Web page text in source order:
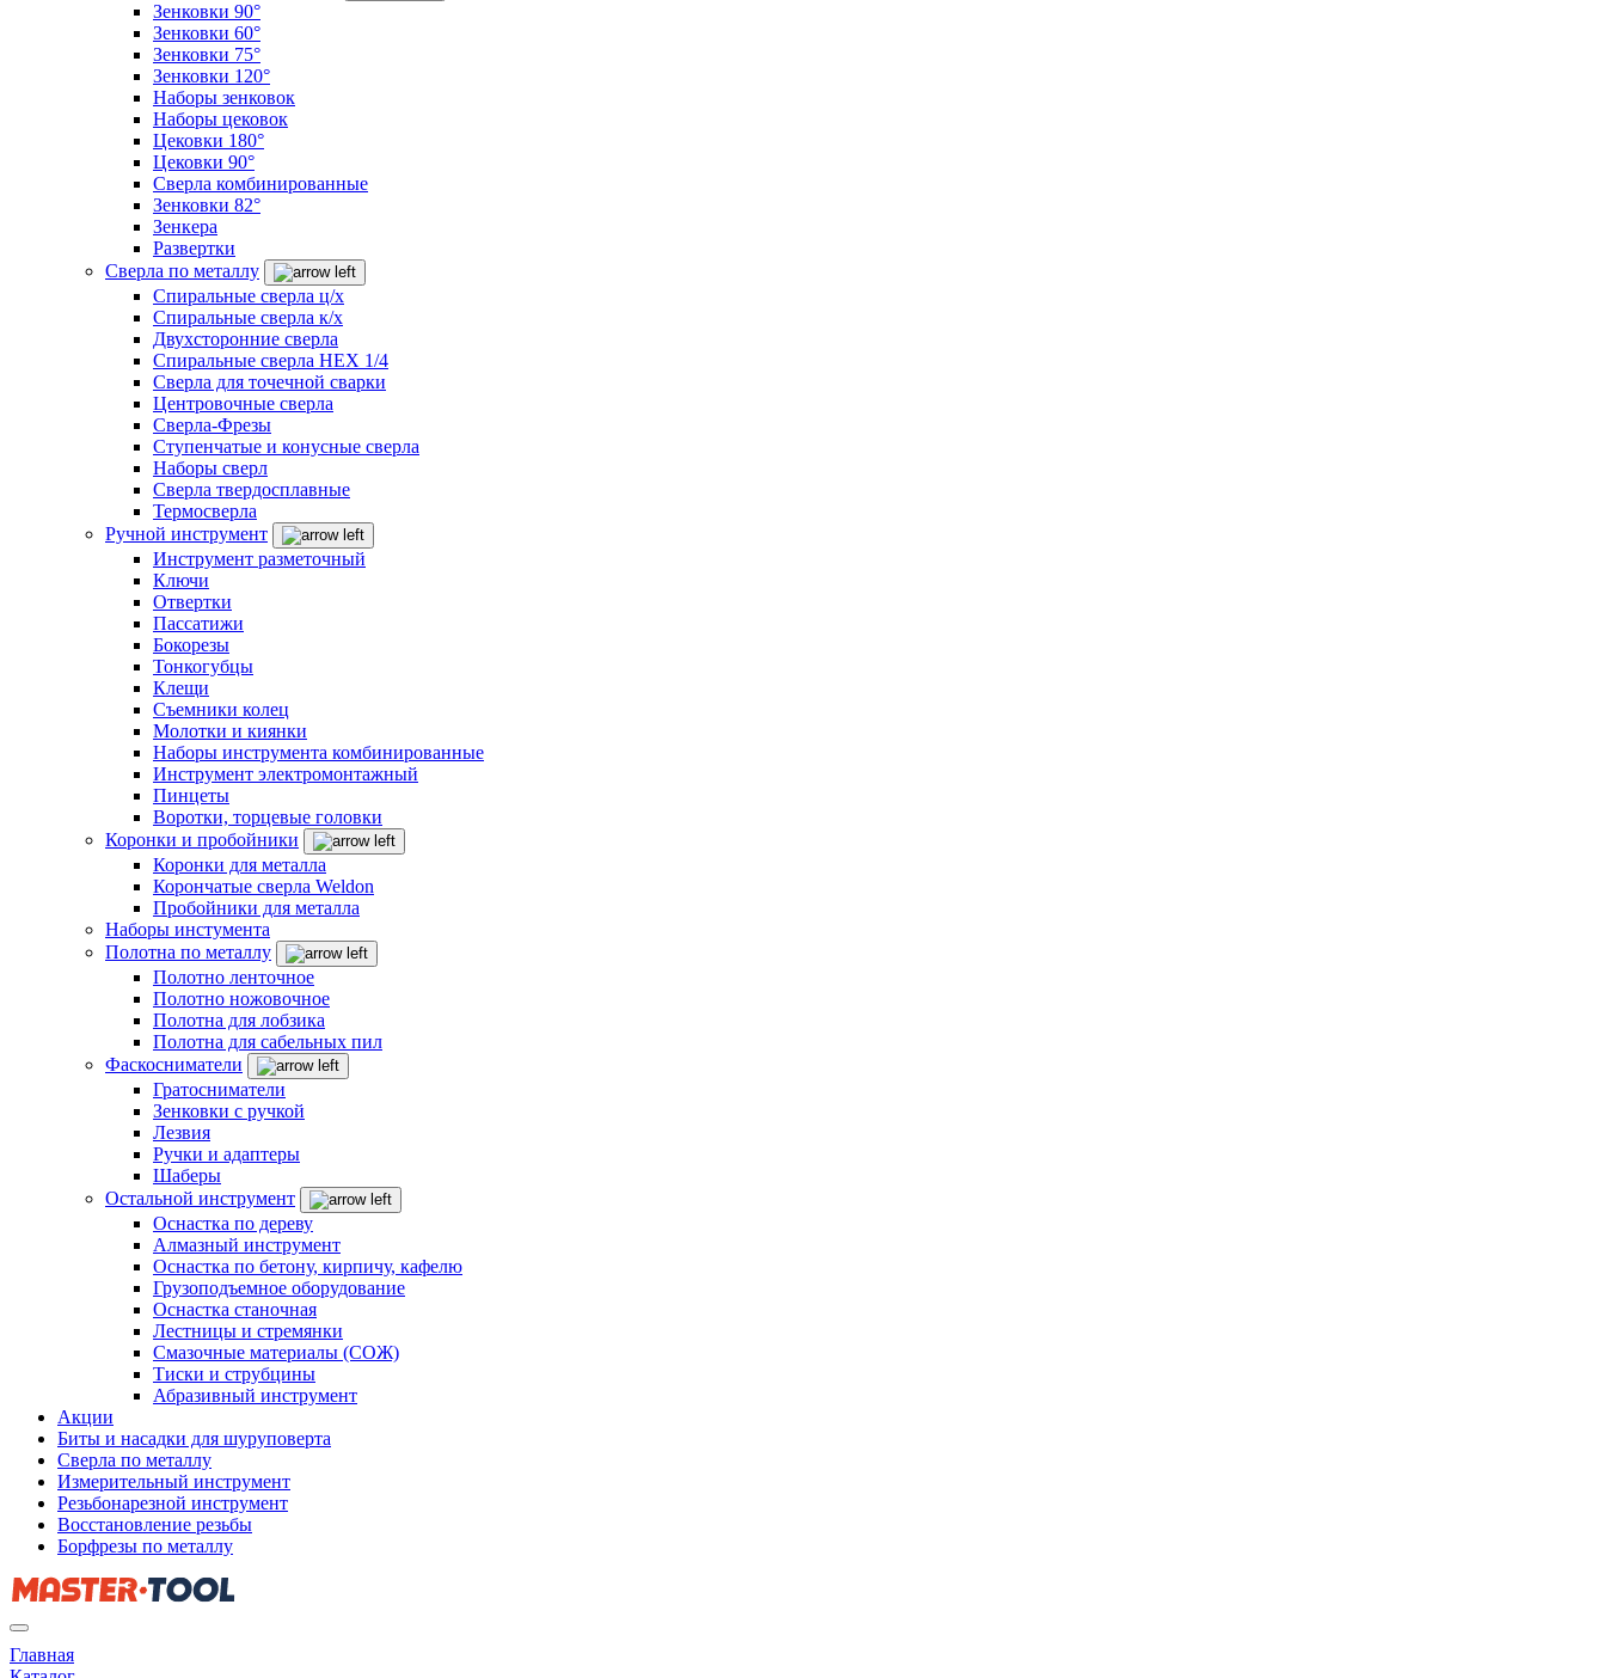
Зенковки 90°
Зенковки 60°
Зенковки 75°
Зенковки 120°
Наборы зенковок
Наборы цековок
Цековки 180°
Цековки 90°
Сверла комбинированные
Зенковки 82°
Зенкера
Развертки
Сверла по металлу
Спиральные сверла ц/х
Спиральные сверла к/х
Двухсторонние сверла
Спиральные сверла HEX 1/4
Сверла для точечной сварки
Центровочные сверла
Сверла-Фрезы
Ступенчатые и конусные сверла
Наборы сверл
Сверла твердосплавные
Термосверла
Ручной инструмент
Инструмент разметочный
Ключи
Отвертки
Пассатижи
Бокорезы
Тонкогубцы
Клещи
Съемники колец
Молотки и киянки
Наборы инструмента комбинированные
Инструмент электромонтажный
Пинцеты
Воротки, торцевые головки
Коронки и пробойники
Коронки для металла
Корончатые сверла Weldon
Пробойники для металла
Наборы инстумента
Полотна по металлу
Полотно ленточное
Полотно ножовочное
Полотна для лобзика
Полотна для сабельных пил
Фаскосниматели
Гратосниматели
Зенковки с ручкой
Лезвия
Ручки и адаптеры
Шаберы
Остальной инструмент
Оснастка по дереву
Алмазный инструмент
Оснастка по бетону, кирпичу, кафелю
Грузоподъемное оборудование
Оснастка станочная
Лестницы и стремянки
Смазочные материалы (СОЖ)
Тиски и струбцины
Абразивный инструмент
Акции
Биты и насадки для шуруповерта
Сверла по металлу
Измерительный инструмент
Резьбонарезной инструмент
Восстановление резьбы
Борфрезы по металлу
Главная